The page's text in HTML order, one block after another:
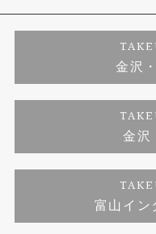
婚約ネックレス
ダイヤモンド
ジュエリーリフォーム
プロポーズサポート
ブランドリスト
福井指輪工房｜手作りペア
福井指輪工房｜手作り結
お客様の声
プライバシーポリシー
金沢
金沢
富山イン